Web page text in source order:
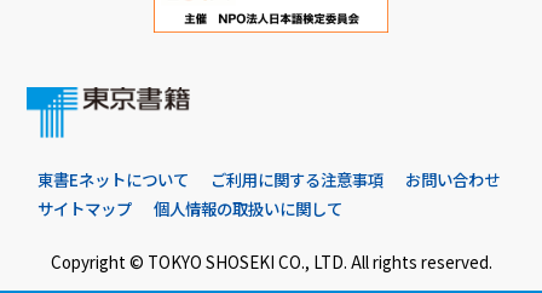
東書Eネットについて ご利用に関する注意事項
お問い合わせ
サイトマップ
個人情報の取扱いに関して
Copyright © TOKYO SHOSEKI CO., LTD. All rights reserved.